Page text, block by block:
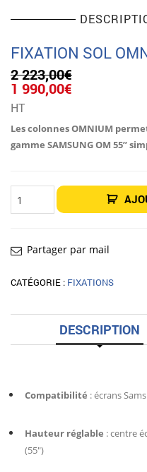
FIXATION SOL
2 223,00€
Le
prix
initial
était :
2
1 990,00€
est :
1
HT
Les colonnes OMNIUM
gamme SAMSUNG OM 55’’
quantité
de
Pro Partager par mail
CATÉGORIE : FIXATIONS
DESCRIPTION
Compatibilité : écrans
Hauteur réglable : centre
(55″)